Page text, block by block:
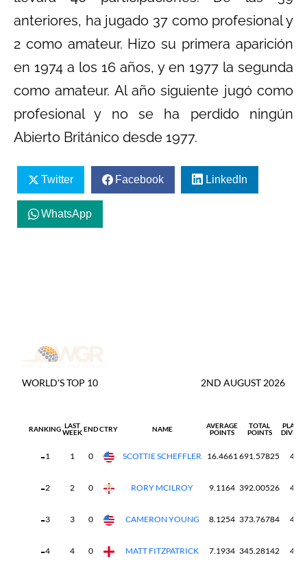
anteriores, ha jugado 37 como profesional y
2 como amateur. Hizo su primera aparición
en 1974 a los 16 años, y en 1977 la segunda
como amateur. Al año siguiente jugó como
profesional y no se ha perdido ningún
Abierto Británico desde 1977.
Twitter Facebook LinkedIn
WhatsApp